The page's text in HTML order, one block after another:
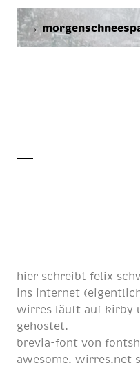
→
hier schreibt felix
ins internet
wirres läuft auf kirby
gehostet.
brevia-font von
awesome. wirres.net